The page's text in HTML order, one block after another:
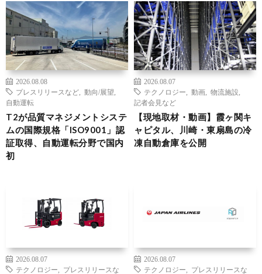
2026.08.08
プレスリリースなど
動向/展望
自動運転
T2が品質マネジメントシステ
ムの国際規格「ISO9001」認
証取得、自動運転分野で国内
初
2026.08.07
テクノロジー
動画 物流施設
記者会見など
【現地取材・動画】霞ヶ関キ
ャピタル、川崎・東扇島の冷
凍自動倉庫を公開
2026.08.07
テクノロジー
プレスリリースな
2026.08.07
テクノロジー
プレスリリースな